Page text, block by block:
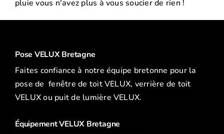
pluie vous n'avez plus à vous soucier de rien !
Pose VELUX Bretagne
Faites confiance à notre équipe bretonne pour la
pose de fenêtre de toit VELUX, verrière de toit
VELUX ou puit de lumière VELUX.
Équipement VELUX Bretagne